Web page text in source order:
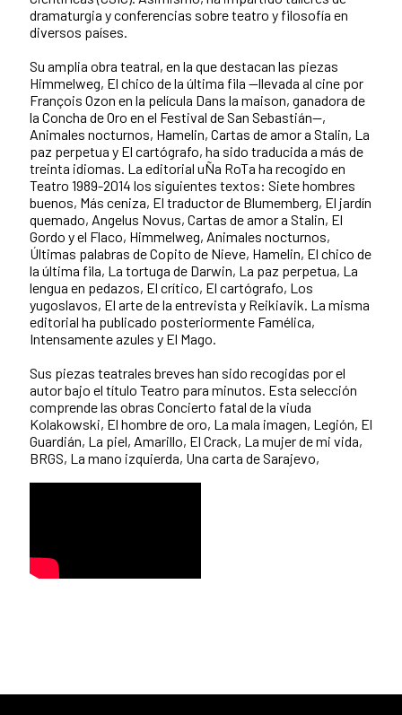
dramaturgia y conferencias sobre teatro y filosofía en
diversos países.
Su amplia obra teatral, en la que destacan las piezas
Himmelweg, El chico de la última fila —llevada al cine por
François Ozon en la película Dans la maison, ganadora de
la Concha de Oro en el Festival de San Sebastián—,
Animales nocturnos, Hamelin, Cartas de amor a Stalin, La
paz perpetua y El cartógrafo, ha sido traducida a más de
treinta idiomas. La editorial uÑa RoTa ha recogido en
Teatro 1989-2014 los siguientes textos: Siete hombres
buenos, Más ceniza, El traductor de Blumemberg, El jardín
quemado, Angelus Novus, Cartas de amor a Stalin, El
Gordo y el Flaco, Himmelweg, Animales nocturnos,
Últimas palabras de Copito de Nieve, Hamelin, El chico de
la última fila, La tortuga de Darwin, La paz perpetua, La
lengua en pedazos, El crítico, El cartógrafo, Los
yugoslavos, El arte de la entrevista y Reikiavik. La misma
editorial ha publicado posteriormente Famélica,
Intensamente azules y El Mago.
Sus piezas teatrales breves han sido recogidas por el
autor bajo el título Teatro para minutos. Esta selección
comprende las obras Concierto fatal de la viuda
Kolakowski, El hombre de oro, La mala imagen, Legión, El
Guardián, La piel, Amarillo, El Crack, La mujer de mi vida,
BRGS, La mano izquierda, Una carta de Sarajevo,